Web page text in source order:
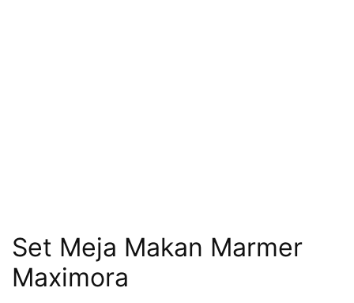
Set Meja Makan Marmer
Maximora